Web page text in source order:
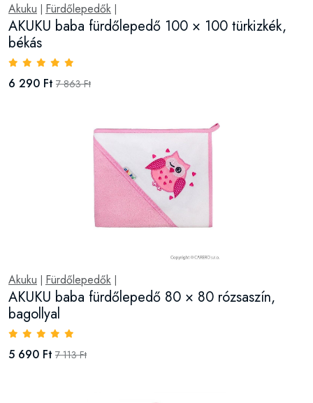
Akuku Fürdőlepedők
AKUKU baba fürdőlepedő 100 × 100 türkizkék,
békás
6 290 Ft 7 863 Ft
Akuku Fürdőlepedők
AKUKU baba fürdőlepedő 80 × 80 rózsaszín,
bagollyal
5 690 Ft 7 113 Ft